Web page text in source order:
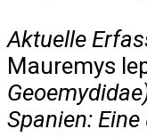
Aktuelle
Mauremys
Spanien: